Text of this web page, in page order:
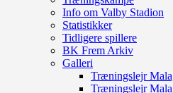
Info om Valby Stadion
Statistikker
Tidligere spillere
BK Frem Arkiv
Galleri
Træningslejr
Træningslejr